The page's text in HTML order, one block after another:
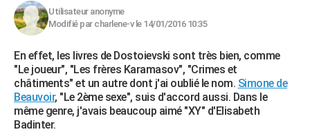
Utilisateur anonyme
Modifié par charlene-v le 14/01/2016 10:35
En effet, les livres de Dostoievski sont très bien, comme
"Le joueur", "Les frères Karamasov", "Crimes et
châtiments" et un autre dont j'ai oublié le nom. Simone de
Beauvoir, "Le 2ème sexe", suis d'accord aussi. Dans le
même genre, j'avais beaucoup aimé "XY" d'Elisabeth
Badinter.